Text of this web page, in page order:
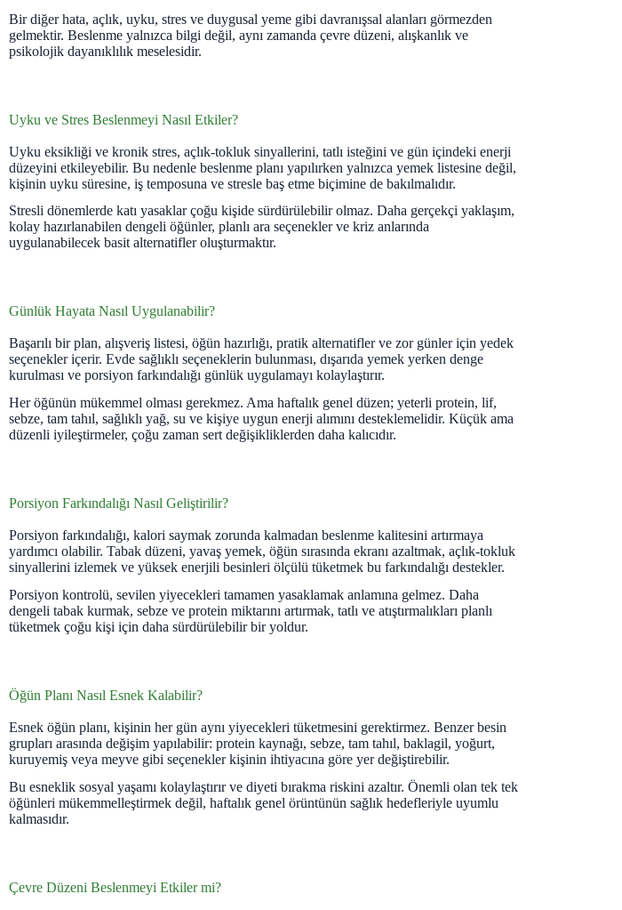
Bir diğer hata, açlık, uyku, stres ve duygusal yeme gibi davranışsal alanları görmezden
gelmektir. Beslenme yalnızca bilgi değil, aynı zamanda çevre düzeni, alışkanlık ve
psikolojik dayanıklılık meselesidir.
Uyku ve Stres Beslenmeyi Nasıl Etkiler?
Uyku eksikliği ve kronik stres, açlık-tokluk sinyallerini, tatlı isteğini ve gün içindeki enerji
düzeyini etkileyebilir. Bu nedenle beslenme planı yapılırken yalnızca yemek listesine değil,
kişinin uyku süresine, iş temposuna ve stresle baş etme biçimine de bakılmalıdır.
Stresli dönemlerde katı yasaklar çoğu kişide sürdürülebilir olmaz. Daha gerçekçi yaklaşım,
kolay hazırlanabilen dengeli öğünler, planlı ara seçenekler ve kriz anlarında
uygulanabilecek basit alternatifler oluşturmaktır.
Günlük Hayata Nasıl Uygulanabilir?
Başarılı bir plan, alışveriş listesi, öğün hazırlığı, pratik alternatifler ve zor günler için yedek
seçenekler içerir. Evde sağlıklı seçeneklerin bulunması, dışarıda yemek yerken denge
kurulması ve porsiyon farkındalığı günlük uygulamayı kolaylaştırır.
Her öğünün mükemmel olması gerekmez. Ama haftalık genel düzen; yeterli protein, lif,
sebze, tam tahıl, sağlıklı yağ, su ve kişiye uygun enerji alımını desteklemelidir. Küçük ama
düzenli iyileştirmeler, çoğu zaman sert değişikliklerden daha kalıcıdır.
Porsiyon Farkındalığı Nasıl Geliştirilir?
Porsiyon farkındalığı, kalori saymak zorunda kalmadan beslenme kalitesini artırmaya
yardımcı olabilir. Tabak düzeni, yavaş yemek, öğün sırasında ekranı azaltmak, açlık-tokluk
sinyallerini izlemek ve yüksek enerjili besinleri ölçülü tüketmek bu farkındalığı destekler.
Porsiyon kontrolü, sevilen yiyecekleri tamamen yasaklamak anlamına gelmez. Daha
dengeli tabak kurmak, sebze ve protein miktarını artırmak, tatlı ve atıştırmalıkları planlı
tüketmek çoğu kişi için daha sürdürülebilir bir yoldur.
Öğün Planı Nasıl Esnek Kalabilir?
Esnek öğün planı, kişinin her gün aynı yiyecekleri tüketmesini gerektirmez. Benzer besin
grupları arasında değişim yapılabilir: protein kaynağı, sebze, tam tahıl, baklagil, yoğurt,
kuruyemiş veya meyve gibi seçenekler kişinin ihtiyacına göre yer değiştirebilir.
Bu esneklik sosyal yaşamı kolaylaştırır ve diyeti bırakma riskini azaltır. Önemli olan tek tek
öğünleri mükemmelleştirmek değil, haftalık genel örüntünün sağlık hedefleriyle uyumlu
kalmasıdır.
Çevre Düzeni Beslenmeyi Etkiler mi?